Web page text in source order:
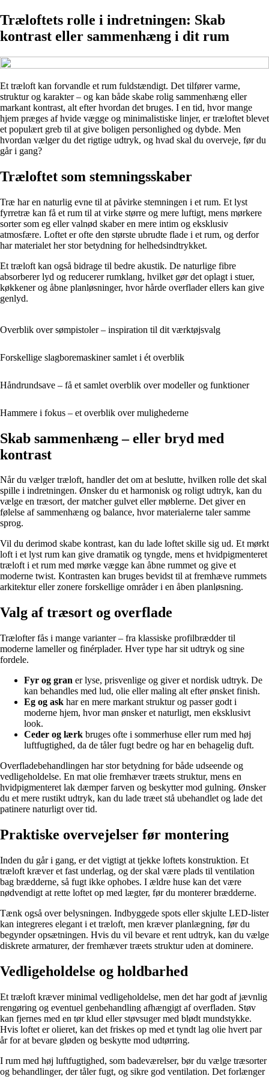
Træloftets rolle i indretningen: Skab
kontrast eller sammenhæng i dit rum
Et træloft kan forvandle et rum fuldstændigt. Det tilfører varme,
struktur og karakter – og kan både skabe rolig sammenhæng eller
markant kontrast, alt efter hvordan det bruges. I en tid, hvor mange
hjem præges af hvide vægge og minimalistiske linjer, er træloftet blevet
et populært greb til at give boligen personlighed og dybde. Men
hvordan vælger du det rigtige udtryk, og hvad skal du overveje, før du
går i gang?
Træloftet som stemningsskaber
Træ har en naturlig evne til at påvirke stemningen i et rum. Et lyst
fyrretræ kan få et rum til at virke større og mere luftigt, mens mørkere
sorter som eg eller valnød skaber en mere intim og eksklusiv
atmosfære. Loftet er ofte den største ubrudte flade i et rum, og derfor
har materialet her stor betydning for helhedsindtrykket.
Et træloft kan også bidrage til bedre akustik. De naturlige fibre
absorberer lyd og reducerer rumklang, hvilket gør det oplagt i stuer,
køkkener og åbne planløsninger, hvor hårde overflader ellers kan give
genlyd.
Overblik over sømpistoler – inspiration til dit værktøjsvalg
Forskellige slagboremaskiner samlet i ét overblik
Håndrundsave – få et samlet overblik over modeller og funktioner
Hammere i fokus – et overblik over mulighederne
Skab sammenhæng – eller bryd med
kontrast
Når du vælger træloft, handler det om at beslutte, hvilken rolle det skal
spille i indretningen. Ønsker du et harmonisk og roligt udtryk, kan du
vælge en træsort, der matcher gulvet eller møblerne. Det giver en
følelse af sammenhæng og balance, hvor materialerne taler samme
sprog.
Vil du derimod skabe kontrast, kan du lade loftet skille sig ud. Et mørkt
loft i et lyst rum kan give dramatik og tyngde, mens et hvidpigmenteret
træloft i et rum med mørke vægge kan åbne rummet og give et
moderne twist. Kontrasten kan bruges bevidst til at fremhæve rummets
arkitektur eller zonere forskellige områder i en åben planløsning.
Valg af træsort og overflade
Trælofter fås i mange varianter – fra klassiske profilbrædder til
moderne lameller og finérplader. Hver type har sit udtryk og sine
fordele.
Fyr og gran er lyse, prisvenlige og giver et nordisk udtryk. De
kan behandles med lud, olie eller maling alt efter ønsket finish.
Eg og ask har en mere markant struktur og passer godt i
moderne hjem, hvor man ønsker et naturligt, men eksklusivt
look.
Ceder og lærk bruges ofte i sommerhuse eller rum med høj
luftfugtighed, da de tåler fugt bedre og har en behagelig duft.
Overfladebehandlingen har stor betydning for både udseende og
vedligeholdelse. En mat olie fremhæver træets struktur, mens en
hvidpigmenteret lak dæmper farven og beskytter mod gulning. Ønsker
du et mere rustikt udtryk, kan du lade træet stå ubehandlet og lade det
patinere naturligt over tid.
Praktiske overvejelser før montering
Inden du går i gang, er det vigtigt at tjekke loftets konstruktion. Et
træloft kræver et fast underlag, og der skal være plads til ventilation
bag brædderne, så fugt ikke ophobes. I ældre huse kan det være
nødvendigt at rette loftet op med lægter, før du monterer brædderne.
Tænk også over belysningen. Indbyggede spots eller skjulte LED-lister
kan integreres elegant i et træloft, men kræver planlægning, før du
begynder opsætningen. Hvis du vil bevare et rent udtryk, kan du vælge
diskrete armaturer, der fremhæver træets struktur uden at dominere.
Vedligeholdelse og holdbarhed
Et træloft kræver minimal vedligeholdelse, men det har godt af jævnlig
rengøring og eventuel genbehandling afhængigt af overfladen. Støv
kan fjernes med en tør klud eller støvsuger med blødt mundstykke.
Hvis loftet er olieret, kan det friskes op med et tyndt lag olie hvert par
år for at bevare gløden og beskytte mod udtørring.
I rum med høj luftfugtighed, som badeværelser, bør du vælge træsorter
og behandlinger, der tåler fugt, og sikre god ventilation. Det forlænger